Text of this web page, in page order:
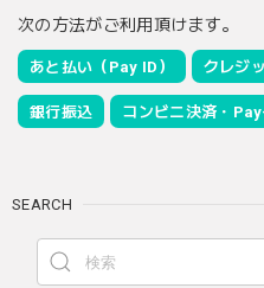
次の方法がご利用頂けます。
あと払い（Pay ID） クレジ
銀行振込 コンビニ決済・
SEARCH